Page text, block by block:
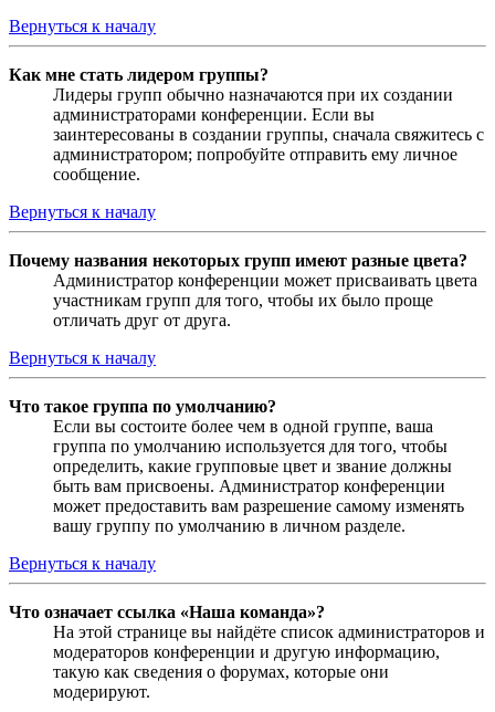
Вернуться к началу
Как мне стать лидером группы?
Лидеры групп обычно назначаются при их создании
администраторами конференции. Если вы
заинтересованы в создании группы, сначала свяжитесь с
администратором; попробуйте отправить ему личное
сообщение.
Вернуться к началу
Почему названия некоторых групп имеют разные цвета?
Администратор конференции может присваивать цвета
участникам групп для того, чтобы их было проще
отличать друг от друга.
Вернуться к началу
Что такое группа по умолчанию?
Если вы состоите более чем в одной группе, ваша
группа по умолчанию используется для того, чтобы
определить, какие групповые цвет и звание должны
быть вам присвоены. Администратор конференции
может предоставить вам разрешение самому изменять
вашу группу по умолчанию в личном разделе.
Вернуться к началу
Что означает ссылка «Наша команда»?
На этой странице вы найдёте список администраторов и
модераторов конференции и другую информацию,
такую как сведения о форумах, которые они
модерируют.